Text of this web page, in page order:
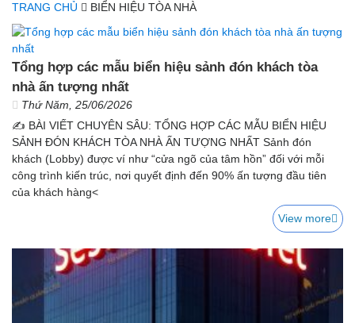
TRANG CHỦ BIỂN HIỆU TÒA NHÀ
Tổng hợp các mẫu biển hiệu sảnh đón khách tòa
nhà ấn tượng nhất
Thứ Năm, 25/06/2026
✍️ BÀI VIẾT CHUYÊN SÂU: TỔNG HỢP CÁC MẪU BIỂN HIỆU
SẢNH ĐÓN KHÁCH TÒA NHÀ ẤN TƯỢNG NHẤT Sảnh đón
khách (Lobby) được ví như “cửa ngõ của tâm hồn” đối với mỗi
công trình kiến trúc, nơi quyết định đến 90% ấn tượng đầu tiên
của khách hàng<
View more